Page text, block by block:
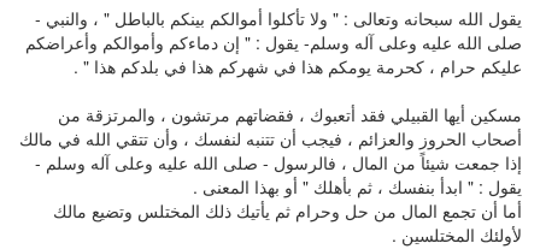
يقول الله سبحانه وتعالى : " ولا تأكلوا أموالكم بينكم بالباطل " ، والنبي -
صلى الله عليه وعلى آله وسلم- يقول : " إن دماءكم وأموالكم وأعراضكم
عليكم حرام ، كحرمة يومكم هذا في شهركم هذا في بلدكم هذا " .
مسكين أيها القبيلي فقد أتعبوك ، فقضاتهم مرتشون ، والمرتزقة من
أصحاب الحروز والعزائم ، فيجب أن تتنبه لنفسك ، وأن تتقي الله في مالك
إذا جمعت شيئاً من المال ، فالرسول - صلى الله عليه وعلى آله وسلم -
يقول : " ابدأ بنفسك ، ثم بأهلك " أو بهذا المعنى .
أما أن تجمع المال من حل وحرام ثم يأتيك ذلك المختلس وتضيع مالك
لأولئك المختلسين .